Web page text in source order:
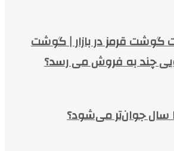
گوشت قرمز در بازار | گوشت
چند به فروش می رسد؟